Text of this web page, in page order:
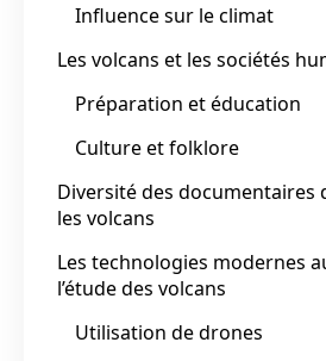
Influence sur le climat
Les volcans et les sociétés
Préparation et éducation
Culture et folklore
Diversité des documentaires
les volcans
Les technologies modernes
l’étude des volcans
Utilisation de drones